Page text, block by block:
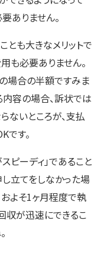
ありません。
とも大きなメリットで
も必要ありません。
場合の半額ですみま
容の場合、訴状では
いところが、支払
す。
ピーディ」であること
立てをしなかった場
よそ1ヶ月程度で執
収が迅速にできるこ